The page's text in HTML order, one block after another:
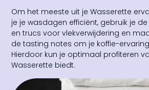
Om het meeste uit je Wasserette
je je wasdagen efficiënt, gebruik je
en trucs voor vlekverwijdering en
de tasting notes om je koffie-
Hierdoor kun je optimaal profiteren
Wasserette biedt.